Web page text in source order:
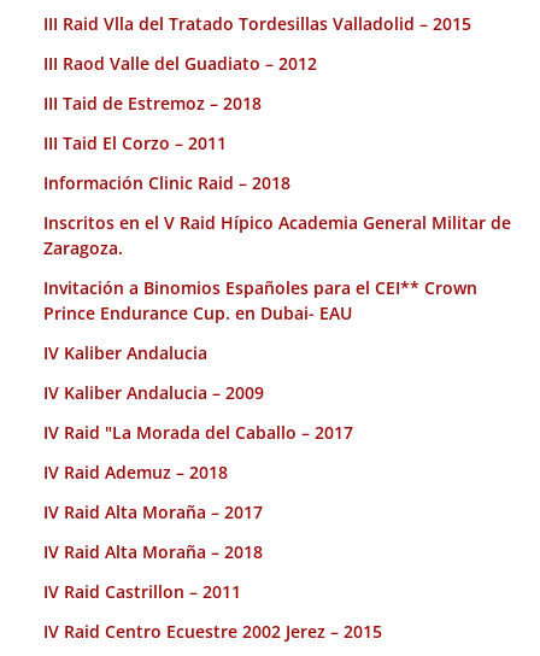
III Raid Vlla del Tratado Tordesillas Valladolid – 2015
III Raod Valle del Guadiato – 2012
III Taid de Estremoz – 2018
III Taid El Corzo – 2011
Información Clinic Raid – 2018
Inscritos en el V Raid Hípico Academia General Militar de
Zaragoza.
Invitación a Binomios Españoles para el CEI** Crown
Prince Endurance Cup. en Dubai- EAU
IV Kaliber Andalucia
IV Kaliber Andalucia – 2009
IV Raid "La Morada del Caballo – 2017
IV Raid Ademuz – 2018
IV Raid Alta Moraña – 2017
IV Raid Alta Moraña – 2018
IV Raid Castrillon – 2011
IV Raid Centro Ecuestre 2002 Jerez – 2015